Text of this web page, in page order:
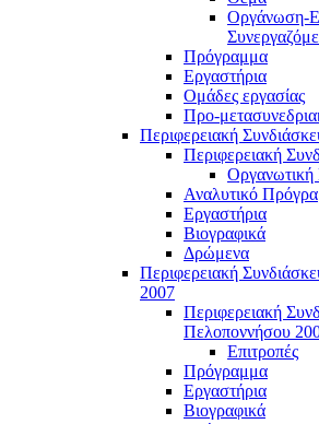
Οργάνωση-
Πρόγραμμα
Εργαστήρια
Ομάδες εργασίας
Προ-
Περιφερειακή
Περιφερειακή
Οργανωτική
Αναλυτικό
Εργαστήρια
Βιογραφικά
Δρώμενα
Περιφερειακή
2007
Περιφερειακή
Πελοποννήσου
Επιτροπές
Πρόγραμμα
Εργαστήρια
Βιογραφικά